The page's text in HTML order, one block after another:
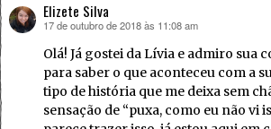
Elizete Silva
disse:
17 de outubro de 2018 às 11:08 am
Olá! Já gostei da Lívia e admiro sua
para saber o que aconteceu com a
tipo de história que me deixa sem
sensação de “puxa, como eu não vi